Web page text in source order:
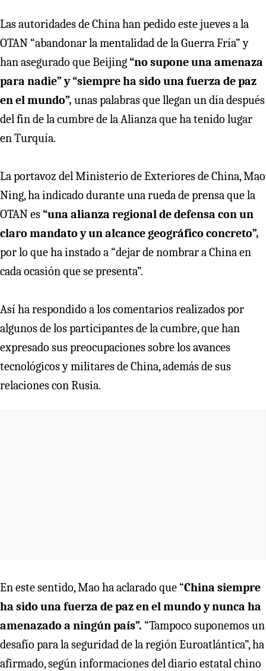
Las autoridades de China han pedido este jueves a la
OTAN “abandonar la mentalidad de la Guerra Fría” y
han asegurado que Beijing“no supone una amenaza
para nadie” y “siempre ha sido una fuerza de paz
en el mundo”, unas palabras que llegan un día después
del fin de la cumbre de la Alianza que ha tenido lugar
en Turquía.
La portavoz del Ministerio de Exteriores de China, Mao
Ning, ha indicado durante una rueda de prensa que la
OTAN es“una alianza regional de defensa con un
claro mandato y un alcance geográfico concreto”,
por lo que ha instado a “dejar de nombrar a China en
cada ocasión que se presenta”.
Así ha respondido a los comentarios realizados por
algunos de los participantes de la cumbre, que han
expresado sus preocupaciones sobre los avances
tecnológicos y militares de China, además de sus
relaciones con Rusia.
En este sentido, Mao ha aclarado que “China siempre
ha sido una fuerza de paz en el mundo y nunca ha
amenazado a ningún país”. “Tampoco suponemos un
desafío para la seguridad de la región Euroatlántica”, ha
afirmado, según informaciones del diario estatal chino